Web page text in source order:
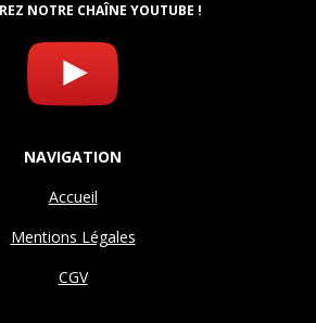
NOTRE CHAÎNE YOUTUBE !
NAVIGATION
Accueil
Mentions Légales
CGV